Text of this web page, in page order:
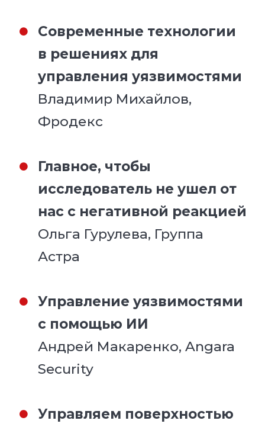
Современные технологии
в решениях для
управления уязвимостями
Владимир Михайлов,
Фродекс
Главное, чтобы
исследователь не ушел от
нас с негативной реакцией
Ольга Гурулева, Группа
Астра
Управление уязвимостями
с помощью ИИ
Андрей Макаренко, Angara
Security
Управляем поверхностью